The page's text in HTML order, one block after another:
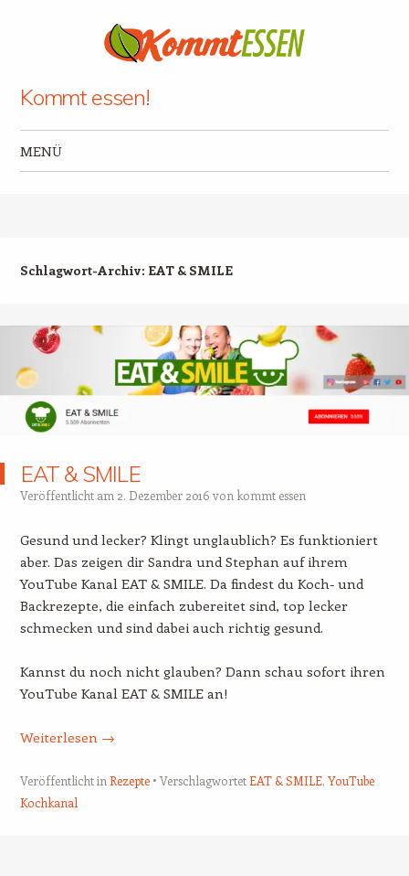
Kommt essen!
MENÜ
Schlagwort-Archiv: EAT & SMILE
EAT & SMILE
Veröffentlicht am 2. Dezember 2016 von kommt essen
Gesund und lecker? Klingt unglaublich? Es funktioniert
aber. Das zeigen dir Sandra und Stephan auf ihrem
YouTube Kanal EAT & SMILE. Da findest du Koch- und
Backrezepte, die einfach zubereitet sind, top lecker
schmecken und sind dabei auch richtig gesund.
Kannst du noch nicht glauben? Dann schau sofort ihren
YouTube Kanal EAT & SMILE an!
Weiterlesen →
Veröffentlicht in Rezepte VerschlagwortetEAT & SMILE, YouTube
Kochkanal